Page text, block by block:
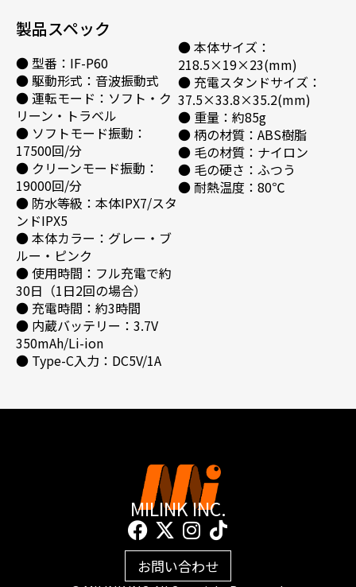
製品スペック
● 型番：IF-P60
● 駆動形式：音波振動式
● 運転モード：ソフト・ク
リーン・トラベル
● ソフトモード振動：
17500回/分
● クリーンモード振動：
19000回/分
● 防水等級：本体IPX7/スタ
ンドIPX5
● 本体カラー：グレー・ブ
ルー・ピンク
● 使用時間：フル充電で約
30日（1日2回の場合）
● 充電時間：約3時間
● 内蔵バッテリー：3.7V
350mAh/Li-ion
● Type-C入力：DC5V/1A
● 本体サイズ：
218.5×19×23(mm)
● 充電スタンドサイズ：
37.5×33.8×35.2(mm)
● 重量：約85g
● 柄の材質：ABS樹脂
● 毛の材質：ナイロン
● 毛の硬さ：ふつう
● 耐熱温度：80℃
MILINK INC.
F
a
c
X
-
t
I
n
s
T
i
k
お問い合わせ